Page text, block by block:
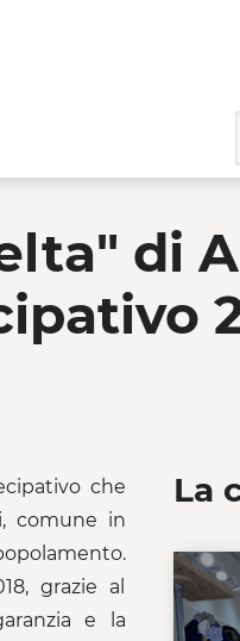
di
che
comune in
grazie al
e la
La